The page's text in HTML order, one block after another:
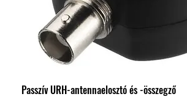
Passzív URH-antennaelosztó és -összegző